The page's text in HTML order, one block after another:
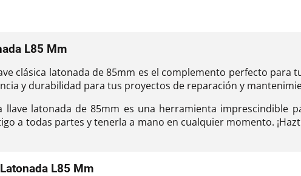
L85 Mm
clásica latonada de 85mm es el complemento perfecto para
y durabilidad para tus proyectos de reparación y
llave latonada de 85mm es una herramienta imprescindible
a todas partes y tenerla a mano en cualquier momento.
L85 Mm